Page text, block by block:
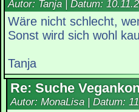
Autor: Tanja | Datum:
Wäre nicht schlecht,
Sonst wird sich wohl
Tanja
Re: Suche
Autor: MonaLisa | Datum: